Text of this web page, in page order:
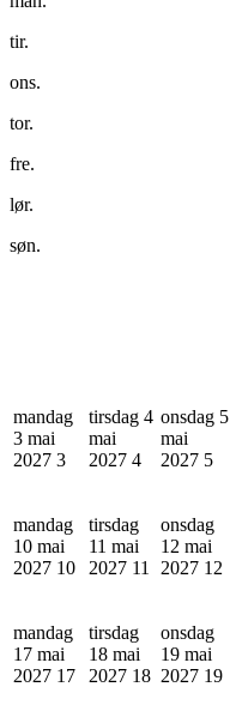
tir.
ons.
tor.
fre.
lør.
søn.
mandag
3 mai
2027 3
tirsdag 4
mai
2027 4
onsdag 5
mai
2027 5
mandag
10 mai
2027 10
tirsdag
11 mai
2027 11
onsdag
12 mai
2027 12
mandag
17 mai
2027 17
tirsdag
18 mai
2027 18
onsdag
19 mai
2027 19